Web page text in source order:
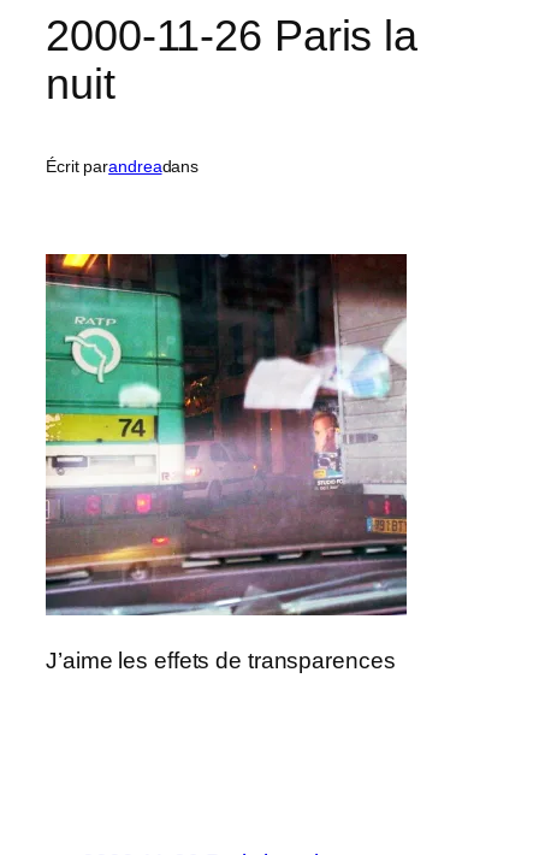
2000-11-26 Paris la
nuit
Écrit parandreadans
J’aime les effets de transparences